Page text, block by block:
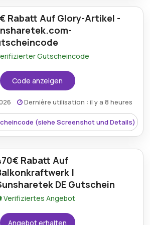
Bei ausgaben von 500€
Für alle Kunden
Zeitlich begrenztes Angebot
Kombinierbar mit anderen Aktionen
auf der Website des Händlers.
der De.sunsharetek.com
des Online-Kaufs angewendet
Rabatt Auf Glory-Artikel -
Gutscheincode
Code anzeigen
Dernière utilisation : il y a 8 heures
(siehe Screenshot und Details)
Rabatt Auf
|
DE Gutschein
Verifiziertes Angebot
Angebot erhalten